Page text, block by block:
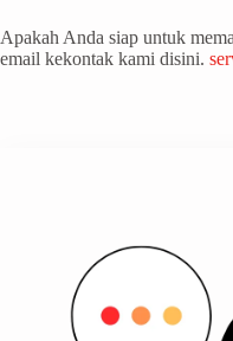
Apakah Anda siap untuk
email kekontak kami disini.